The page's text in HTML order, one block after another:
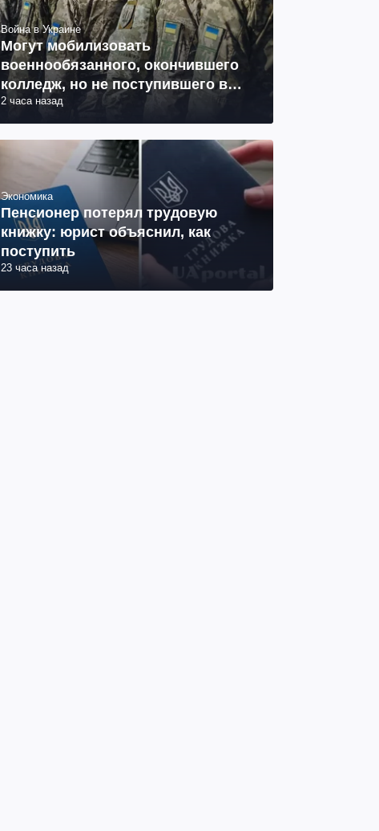
Война в Украине
Могут мобилизовать
военнообязанного, окончившего
колледж, но не поступившего в
вуз: объяснение юриста
2 часа назад
Экономика
Пенсионер потерял трудовую
книжку: юрист объяснил, как
поступить
23 часа назад